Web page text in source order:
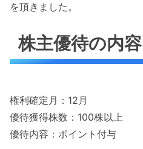
を頂きました。
株主優待の内容
権利確定月：12月
優待獲得株数：100株以上
優待内容：ポイント付与